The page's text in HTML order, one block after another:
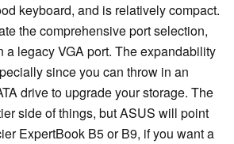
keyboard, and is relatively compact.
the comprehensive port selection,
a legacy VGA port. The expandability
since you can throw in an
drive to upgrade your storage. The
side of things, but ASUS will point
ExpertBook B5 or B9, if you want a